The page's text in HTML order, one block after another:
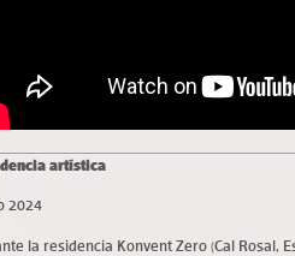
artística
2024
la residencia Konvent Zero (Cal Rosal,